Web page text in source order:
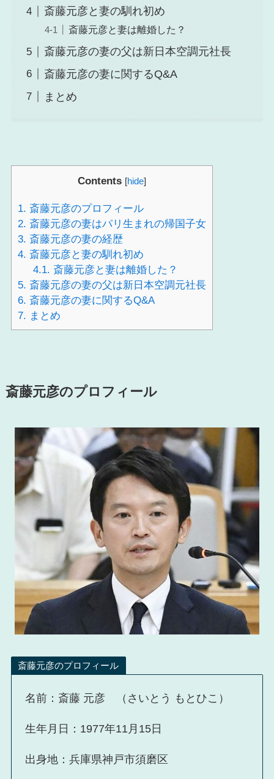
斎藤元彦と妻の馴れ初め
斎藤元彦と妻は離婚した？
斎藤元彦の妻の父は新日本空調元社長
斎藤元彦の妻に関するQ&A
まとめ
Contents [hide]
1. 斎藤元彦のプロフィール
2. 斎藤元彦の妻はパリ生まれの帰国子女
3. 斎藤元彦の妻の経歴
4. 斎藤元彦と妻の馴れ初め
4.1. 斎藤元彦と妻は離婚した？
5. 斎藤元彦の妻の父は新日本空調元社長
6. 斎藤元彦の妻に関するQ&A
7. まとめ
斎藤元彦のプロフィール
斎藤元彦のプロフィール
名前：斎藤 元彦 （さいとう もとひこ）
生年月日：1977年11月15日
出身地：兵庫県神戸市須磨区